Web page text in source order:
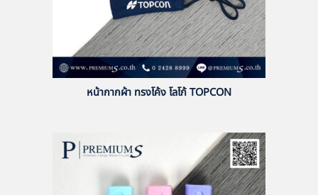
หน้ากากผ้า ทรงโค้ง โลโก้ TOPCON